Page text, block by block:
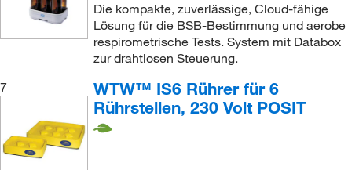
Die kompakte, zuverlässige, Cloud-fähige
Lösung für die BSB-Bestimmung und aerobe
respirometrische Tests. System mit Databox
zur drahtlosen Steuerung.
7
WTW™ IS6 Rührer für 6
Rührstellen, 230 Volt POSIT